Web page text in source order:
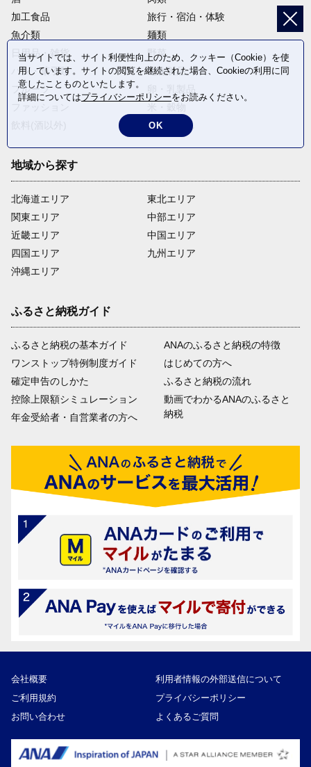
加工食品
旅行・宿泊・体験
魚介類
麺類
日用品・雑貨
野菜
パン・菓子類
電化製品
フルーツ
返礼品なし
地域から探す
北海道エリア
関東エリア
近畿エリア
四国エリア
沖縄エリア
東北エリア
中部エリア
中国エリア
九州エリア
ふるさと納税ガイド
ふるさと納税の基本ガイド
ワンストップ特例制度ガイド
確定申告のしかた
控除上限額シミュレーション
年金受給者・自営業者の方へ
ANAのふるさと納税の特徴
はじめての方へ
ふるさと納税の流れ
動画でわかるANAのふるさと
納税
会社概要
利用者情報の外部送信について
ご利用規約
プライバシーポリシー
お問い合わせ
よくあるご質問
当サイトでは、サイト利便性向上のため、クッキー（Cookie）を使
用しています。サイトの閲覧を継続された場合、Cookieの利用に同
意したことものといたします。
詳細についてはプライバシーポリシーをお読みください。
OK